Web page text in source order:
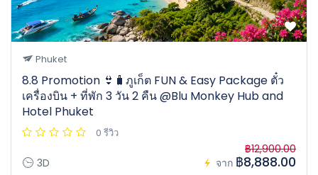
Phuket
8.8 Promotion 👙🧳ภูเก็ต FUN & Easy Package ตั๋ว
เครื่องบิน + ที่พัก 3 วัน 2 คืน @Blu Monkey Hub and
Hotel Phuket
0 รีวิว
3D จาก
฿12,900.00
฿8,888.00